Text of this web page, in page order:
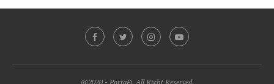
@2020 - PortaFi. All Right Reserved.